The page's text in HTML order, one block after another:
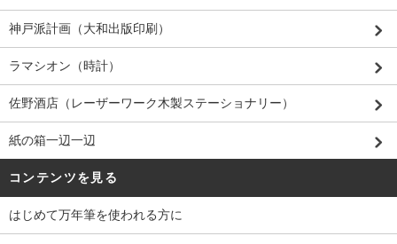
神戸派計画（大和出版印刷）
ラマシオン（時計）
佐野酒店（レーザーワーク木製ステーショナリー）
紙の箱一辺一辺
コンテンツを見る
はじめて万年筆を使われる方に